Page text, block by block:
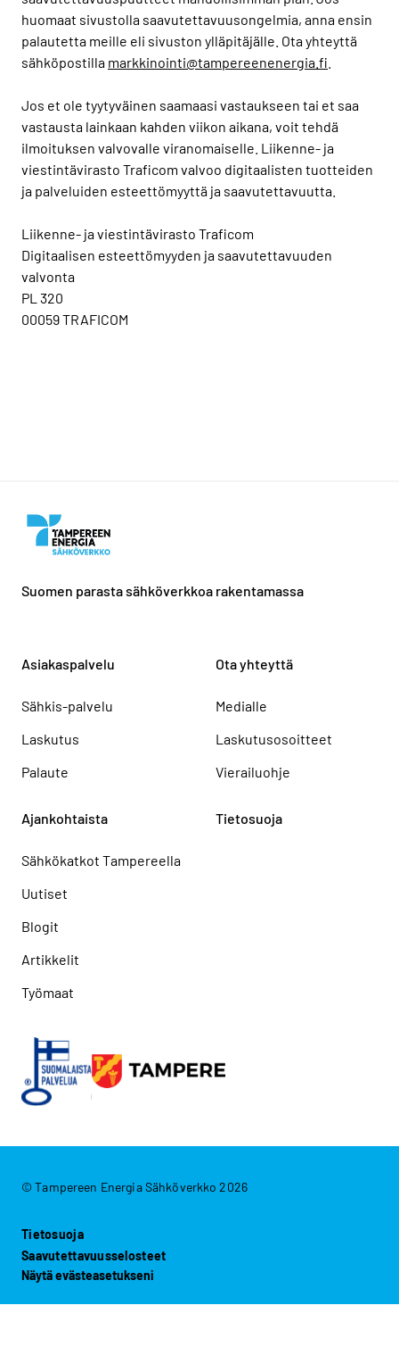
huomaat sivustolla saavutettavuusongelmia, anna ensin
palautetta meille eli sivuston ylläpitäjälle. Ota yhteyttä
sähköpostilla markkinointi@tampereenenergia.fi
Jos et ole tyytyväinen saamaasi vastaukseen tai et saa
vastausta lainkaan kahden viikon aikana, voit tehdä
ilmoituksen valvovalle viranomaiselle. Liikenne- ja
viestintävirasto Traficom valvoo digitaalisten tuotteiden
ja palveluiden esteettömyyttä ja saavutettavuutta.
Liikenne- ja viestintävirasto Traficom
Digitaalisen esteettömyyden ja saavutettavuuden
valvonta
PL 320
00059 TRAFICOM
Suomen parasta sähköverkkoa rakentamassa
Asiakaspalvelu
Sähkis-palvelu
Laskutus
Palaute
Ota yhteyttä
Medialle
Laskutusosoitteet
Vierailuohje
Ajankohtaista
Sähkökatkot Tampereella
Uutiset
Blogit
Artikkelit
Työmaat
Tietosuoja
© Tampereen Energia Sähköverkko 2026
Tietosuoja
Saavutettavuusselosteet
Näytä evästeasetukseni